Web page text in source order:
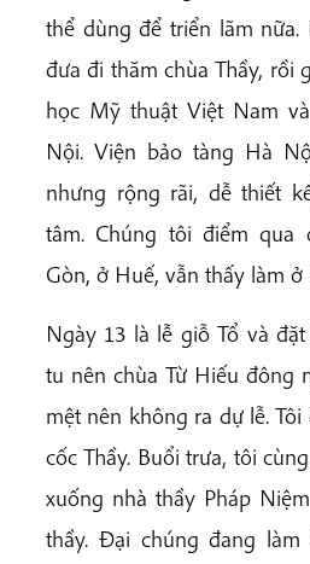
thể dùng để triển lãm nữa.
đưa đi thăm chùa Thầy, rồi
học Mỹ thuật Việt Nam
Nội. Viện bảo tàng Hà
nhưng rộng rãi, dễ thiết
tâm. Chúng tôi điểm qua
Gòn, ở Huế, vẫn thấy làm
Ngày 13 là lễ giỗ Tổ và
tu nên chùa Từ Hiếu đông
mệt nên không ra dự lễ.
cốc Thầy. Buổi trưa, tôi
xuống nhà thầy Pháp
thầy. Đại chúng đang